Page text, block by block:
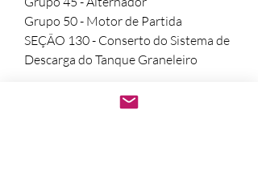
Grupo 50 - Motor de Partida
SEÇÃO 130 - Conserto do Sistema de
Descarga do Tanque Graneleiro
Grupo 05 - Direção